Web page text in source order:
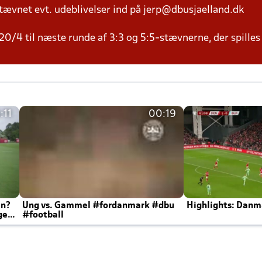
evt. udeblivelser ind på jerp@dbusjaelland.dk
4 til næste runde af 3:3 og 5:5-stævnerne, der spilles
00:19
Ung vs. Gammel #fordanmark #dbu
#football
Highlights: